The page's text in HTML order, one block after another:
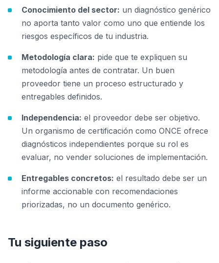
Conocimiento del sector: un diagnóstico genérico
no aporta tanto valor como uno que entiende los
riesgos específicos de tu industria.
Metodología clara: pide que te expliquen su
metodología antes de contratar. Un buen
proveedor tiene un proceso estructurado y
entregables definidos.
Independencia: el proveedor debe ser objetivo.
Un organismo de certificación como ONCE ofrece
diagnósticos independientes porque su rol es
evaluar, no vender soluciones de implementación.
Entregables concretos: el resultado debe ser un
informe accionable con recomendaciones
priorizadas, no un documento genérico.
Tu siguiente paso